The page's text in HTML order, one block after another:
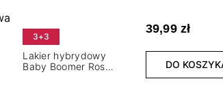
3+3
Lakier hybrydowy
Baby Boomer Rose
39,99 zł
DO